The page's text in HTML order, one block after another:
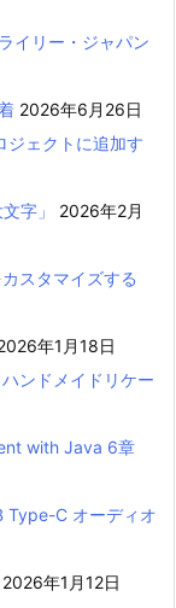
イリー・ジャパン
2026年6月26日
ジェクトに追加す
字」
2026年2月
スタマイズする
年1月18日
ンドメイドリケー
with Java 6章
Type-C オーディオ
2026年1月12日